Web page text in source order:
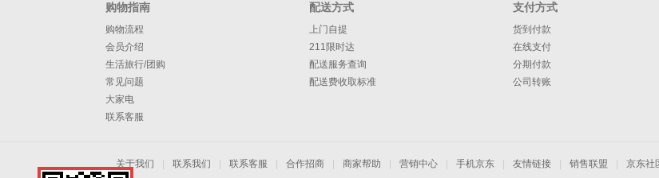
购物指南
购物流程
会员介绍
生活旅行/团购
常见问题
大家电
联系客服
配送方式
上门自提
211限时达
配送服务查询
配送费收取标准
支付方式
货到付款
在线支付
分期付款
公司转账
关于我们 联系我们 联系客服 合作招商 商家帮助 营销中心 手机京东 友情链接 销售联盟 京东社